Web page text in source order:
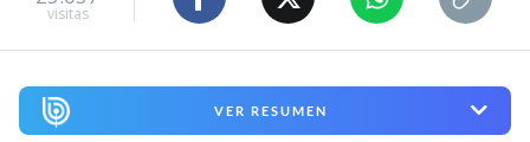
visitas
VER RESUMEN